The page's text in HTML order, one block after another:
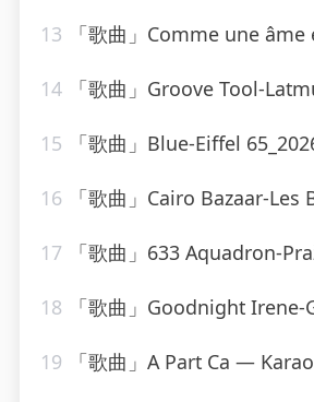
13 「歌曲」Comme une âme en
14 「歌曲」Groove Tool-
15 「歌曲」Blue-Eiffel
16 「歌曲」Cairo Bazaar-Les
17 「歌曲」633 Aquadron-
18 「歌曲」Goodnight
19 「歌曲」A Part Ca — Karaoké Playback Instrumental — Rendu